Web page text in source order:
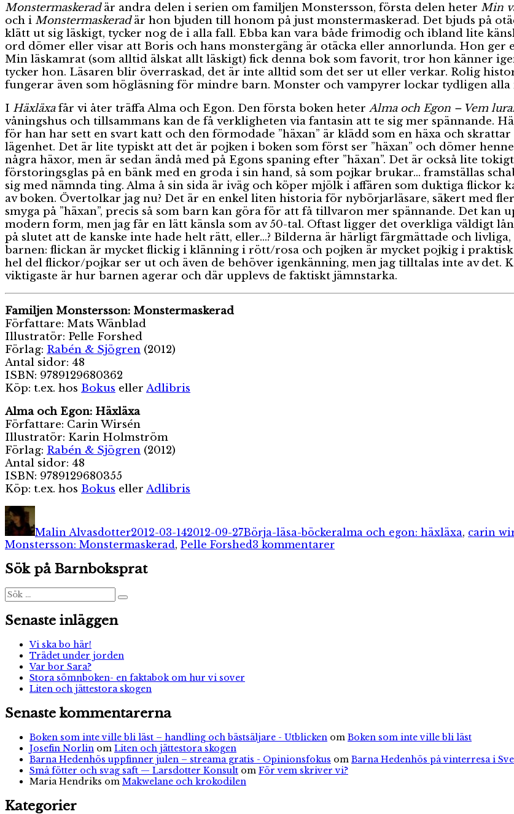
Monstermaskeradär andra delen i serien om familjen Monstersson, första delen heter Min
och i Monstermaskeradär hon bjuden till honom på just monstermaskerad. Det bjuds på
klätt ut sig läskigt, tycker nog de i alla fall. Ebba kan vara både frimodig och ibland lite
ord dömer eller visar att Boris och hans monstergäng är otäcka eller annorlunda. Hon ger
Min läskamrat (som alltid älskat allt läskigt) fick denna bok som favorit, tror hon känner
tycker hon. Läsaren blir överraskad, det är inte alltid som det ser ut eller verkar. Rolig
fungerar även som högläsning för mindre barn. Monster och vampyrer lockar tydligen
I Häxläxafår vi åter träffa Alma och Egon. Den första boken heter Alma och Egon – Vem
våningshus och tillsammans kan de få verkligheten via fantasin att te sig mer spännande.
för han har sett en svart katt och den förmodade ”häxan” är klädd som en häxa och
lägenhet. Det är lite typiskt att det är pojken i boken som först ser ”häxan” och dömer
några häxor, men är sedan ändå med på Egons spaning efter ”häxan”. Det är också lite
förstoringsglas på en bänk med en groda i sin hand, så som pojkar brukar… framställas
sig med nämnda ting. Alma å sin sida är iväg och köper mjölk i affären som duktiga flickor
av boken. Övertolkar jag nu? Det är en enkel liten historia för nybörjarläsare, säkert med
smyga på ”häxan”, precis så som barn kan göra för att få tillvaron mer spännande. Det kan
modern form, men jag får en lätt känsla som av 50-tal. Oftast ligger det overkliga väldigt
på slutet att de kanske inte hade helt rätt, eller…? Bilderna är härligt färgmättade och
barnen: flickan är mycket flickig i klänning i rött/rosa och pojken är mycket pojkig i
hel del flickor/pojkar ser ut och även de behöver igenkänning, men jag tilltalas inte av det.
viktigaste är hur barnen agerar och där upplevs de faktiskt jämnstarka.
Familjen Monstersson: Monstermaskerad
Författare: Mats Wänblad
Illustratör: Pelle Forshed
Förlag: Rabén & Sjögren (2012)
Antal sidor: 48
ISBN: 9789129680362
Köp: t.ex. hos Bokus eller Adlibris
Alma och Egon: Häxläxa
Författare: Carin Wirsén
Illustratör: Karin Holmström
Förlag: Rabén & Sjögren (2012)
Antal sidor: 48
ISBN: 9789129680355
Köp: t.ex. hos Bokus eller Adlibris
Författare
Malin Alvasdotter2012-03-142012-09-27Börja-läsa-böckeralma och egon: häxläxa, carin
Monstersson: Monstermaskerad, Pelle Forshed3 kommentarertill
Sök på Barnboksprat
Sök
efter:
Sök
Senaste inläggen
Vi ska bo här!
Trädet under jorden
Var bor Sara?
Stora sömnboken- en faktabok om hur vi sover
Liten och jättestora skogen
Senaste kommentarerna
Boken som inte ville bli läst – handling och bästsäljare - Utblicken om Boken som inte ville bli läst
Josefin Norlin om Liten och jättestora skogen
Barna Hedenhös uppfinner julen – streama gratis - Opinionsfokus om Barna Hedenhös på vinterresa i
Små fötter och svag saft — Larsdotter Konsult om För vem skriver vi?
Maria Hendriks om Makwelane och krokodilen
Kategorier